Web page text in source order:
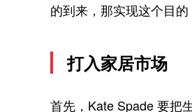
的到来，那实现这个目
打入家居市场
首先，Kate Spade 要把